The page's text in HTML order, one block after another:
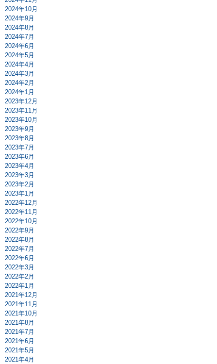
2024年10月
2024年9月
2024年8月
2024年7月
2024年6月
2024年5月
2024年4月
2024年3月
2024年2月
2024年1月
2023年12月
2023年11月
2023年10月
2023年9月
2023年8月
2023年7月
2023年6月
2023年4月
2023年3月
2023年2月
2023年1月
2022年12月
2022年11月
2022年10月
2022年9月
2022年8月
2022年7月
2022年6月
2022年3月
2022年2月
2022年1月
2021年12月
2021年11月
2021年10月
2021年8月
2021年7月
2021年6月
2021年5月
2021年4月